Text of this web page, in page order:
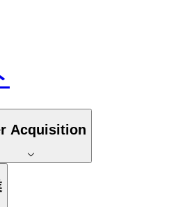
Acquisition